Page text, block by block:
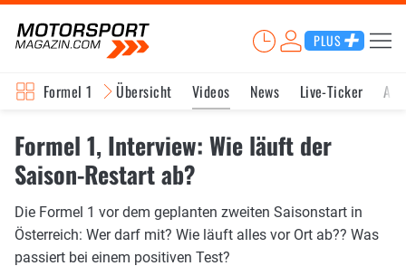
PLUS
Formel 1 Übersicht Videos News Live-Ticker
Formel 1, Interview: Wie läuft der
Saison-Restart ab?
Die Formel 1 vor dem geplanten zweiten Saisonstart in
Österreich: Wer darf mit? Wie läuft alles vor Ort ab?? Was
passiert bei einem positiven Test?